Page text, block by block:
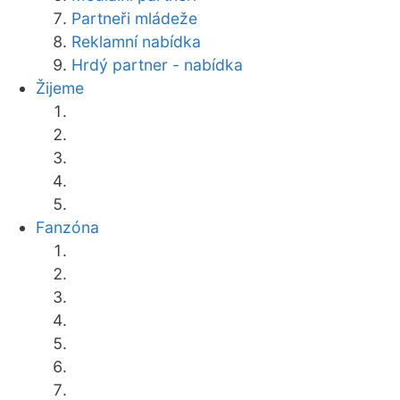
Partneři mládeže
Reklamní nabídka
Hrdý partner - nabídka
Žijeme
Fanzóna